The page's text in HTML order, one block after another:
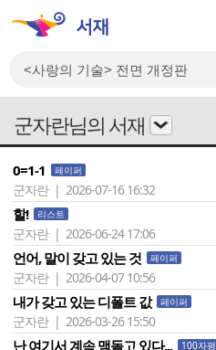
군자란님의 서재
0=1-1 페이퍼
군자란 | 2026-07-16 16:32
할! 리스트
군자란 | 2026-06-24 17:06
언어, 말이 갖고 있는 것 페이퍼
군자란 | 2026-04-07 10:56
내가 갖고 있는 디폴트 값 페이퍼
군자란 | 2026-03-26 15:50
난 여기서 계속 맴돌고 있다... 100자평